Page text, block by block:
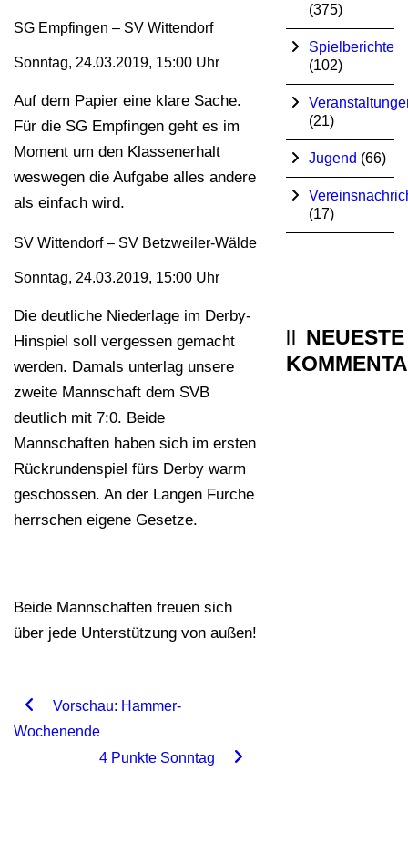
SG Empfingen – SV Wittendorf
Sonntag, 24.03.2019, 15:00 Uhr
Auf dem Papier eine klare Sache.
Für die SG Empfingen geht es im
Moment um den Klassenerhalt
weswegen die Aufgabe alles andere
als einfach wird.
SV Wittendorf – SV Betzweiler-Wälde
Sonntag, 24.03.2019, 15:00 Uhr
Die deutliche Niederlage im Derby-
Hinspiel soll vergessen gemacht
werden. Damals unterlag unsere
zweite Mannschaft dem SVB
deutlich mit 7:0. Beide
Mannschaften haben sich im ersten
Rückrundenspiel fürs Derby warm
geschossen. An der Langen Furche
herrschen eigene Gesetze.
Beide Mannschaften freuen sich
über jede Unterstützung von außen!
Vorschau: Hammer-
Wochenende
4 Punkte Sonntag
(375)
Spielberichte
(102)
(21)
Jugend (66)
(17)
NEUESTE